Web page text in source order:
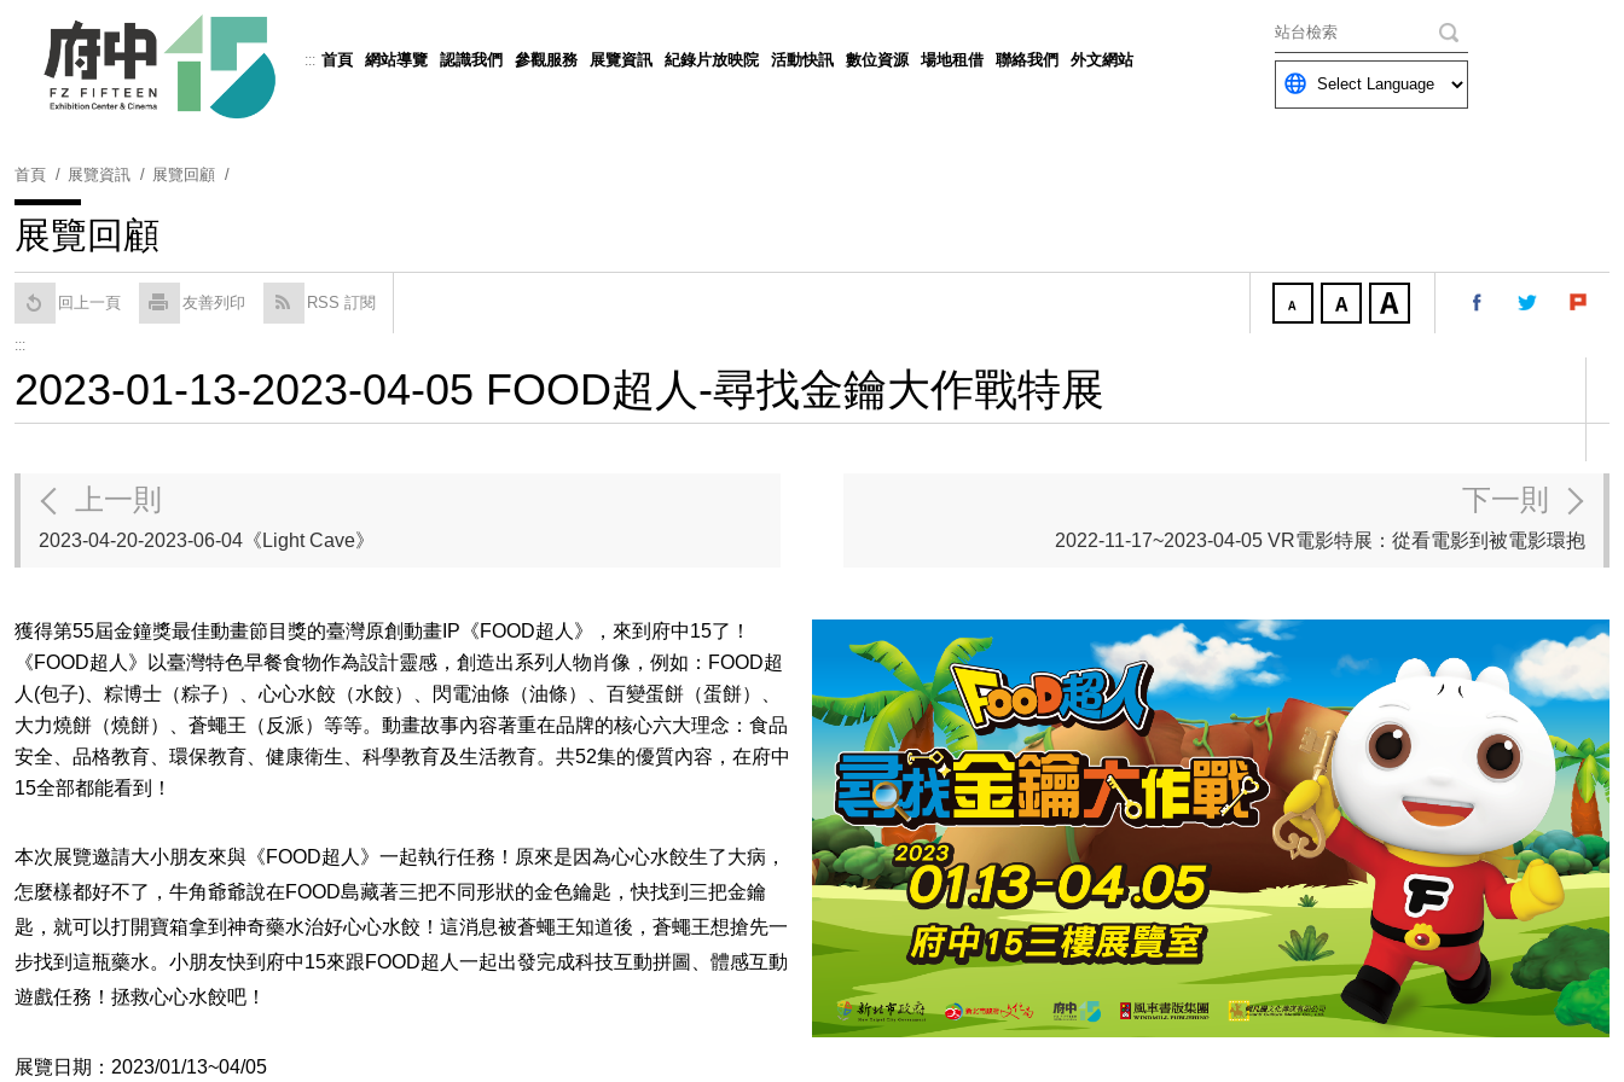
::: 首頁 網站導覽 認識我們 參觀服務 展覽資訊 紀錄片放映院 活動快訊 數位資源 場地租借 聯絡我們 外文網站
關鍵字
Powered by Translate
首頁 展覽資訊 展覽回顧
展覽回顧
回上一頁 友善列印 RSS 訂閱
:::
2023-01-13-2023-04-05 FOOD超人-尋找金鑰大作戰特展
上一則
2023-04-20-2023-06-04《Light Cave》
下一則
2022-11-17~2023-04-05 VR電影特展：從看電影到被電影環抱
獲得第55屆金鐘獎最佳動畫節目獎的臺灣原創動畫 IP 《FOOD超人》，來到府中15了！
《FOOD超人》以臺灣特色早餐食物作為設計靈感，創造出系列人物肖像，例如： FOOD超
人 (包子) 、粽博士（粽子）、心心水餃（水餃）、閃電油條（油條）、百變蛋餅（蛋餅）、
大力燒餅（燒餅）、蒼蠅王（反派）等等。動畫故事內容著重在品牌的核心六大理念：食品
安全、品格教育、環保教育、健康衛生、科學教育及生活教育。共52集的優質內容，在府中
15全部都能看到！
本次展覽邀請大小朋友來與《FOOD超人》一起執行任務！原來是因為心心水餃生了大病，
怎麼樣都好不了，牛角爺爺說在FOOD島藏著三把不同形狀的金色鑰匙，快找到三把金鑰
匙，就可以打開寶箱拿到神奇藥水治好心心水餃！這消息被蒼蠅王知道後，蒼蠅王想搶先一
步找到這瓶藥水。小朋友快到府中15來跟FOOD超人一起出發完成科技互動拼圖、體感互動
遊戲任務！拯救心心水餃吧！
展覽日期： 2023/01/13~04/05